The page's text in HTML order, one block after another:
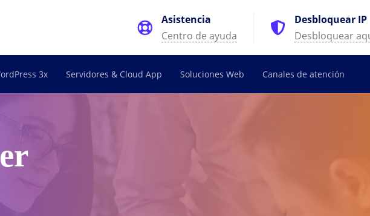
Asistencia
Centro de ayuda
Desbloquear IP
Desbloquear
3x Servidores & Cloud App Soluciones Web Canales de atención